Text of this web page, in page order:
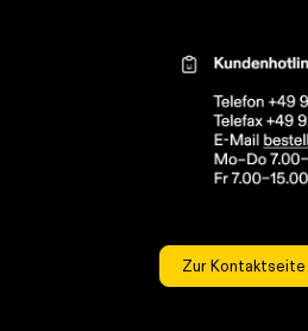
Zur Kontaktseite